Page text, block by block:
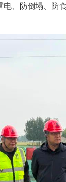
、防倒塌、防